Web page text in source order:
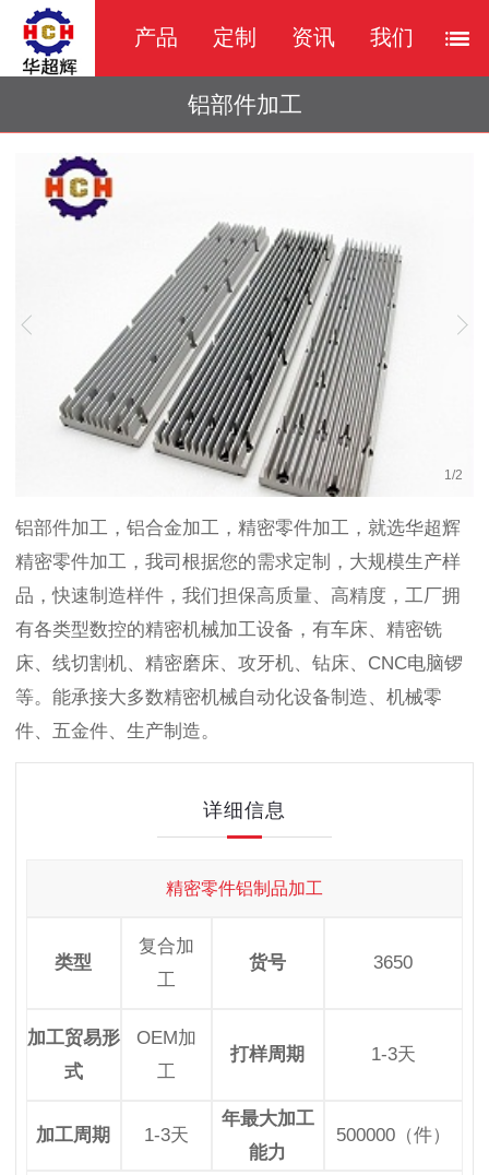
产品 定制 资讯 我们
铝部件加工
1 /2
铝部件加工，铝合金加工，精密零件加工，就选华超辉
精密零件加工，我司根据您的需求定制，大规模生产样
品，快速制造样件，我们担保高质量、高精度，工厂拥
有各类型数控的精密机械加工设备，有车床、精密铣
床、线切割机、精密磨床、攻牙机、钻床、CNC电脑锣
等。能承接大多数精密机械自动化设备制造、机械零
件、五金件、生产制造。
详细信息
精密零件铝制品加工
类型
复合加
工
货号 3650
加工贸易形
式
OEM加
工
打样周期 1-3天
加工周期 1-3天
年最大加工
能力
500000（件）